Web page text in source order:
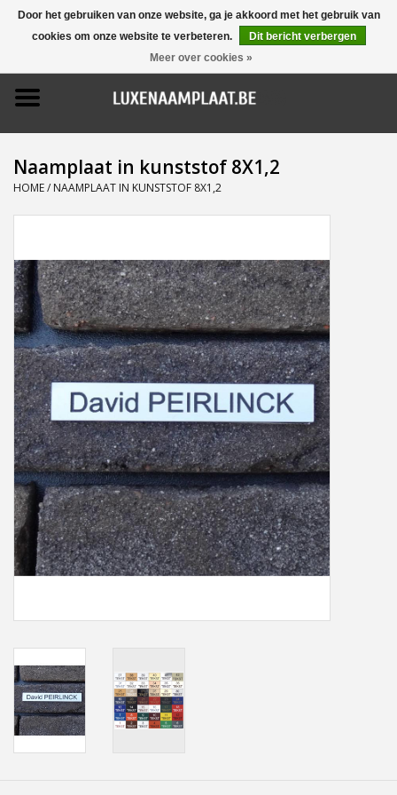
0 Artikelen - €0,00
Home
Promoties
Naamborden
Huisnummers
Pictogrammen
Brievenbussen
Freesletters
Accessoires
Bestelling op maat
Portfolio
kleuren en lettertypes
Naamplaat in kunststof 8X1,2
HOME/ NAAMPLAAT IN KUNSTSTOF 8X1,2
Door het gebruiken van onze website, ga je akkoord met het gebruik van
cookies om onze website te verbeteren.
Dit bericht verbergen
Meer over cookies »